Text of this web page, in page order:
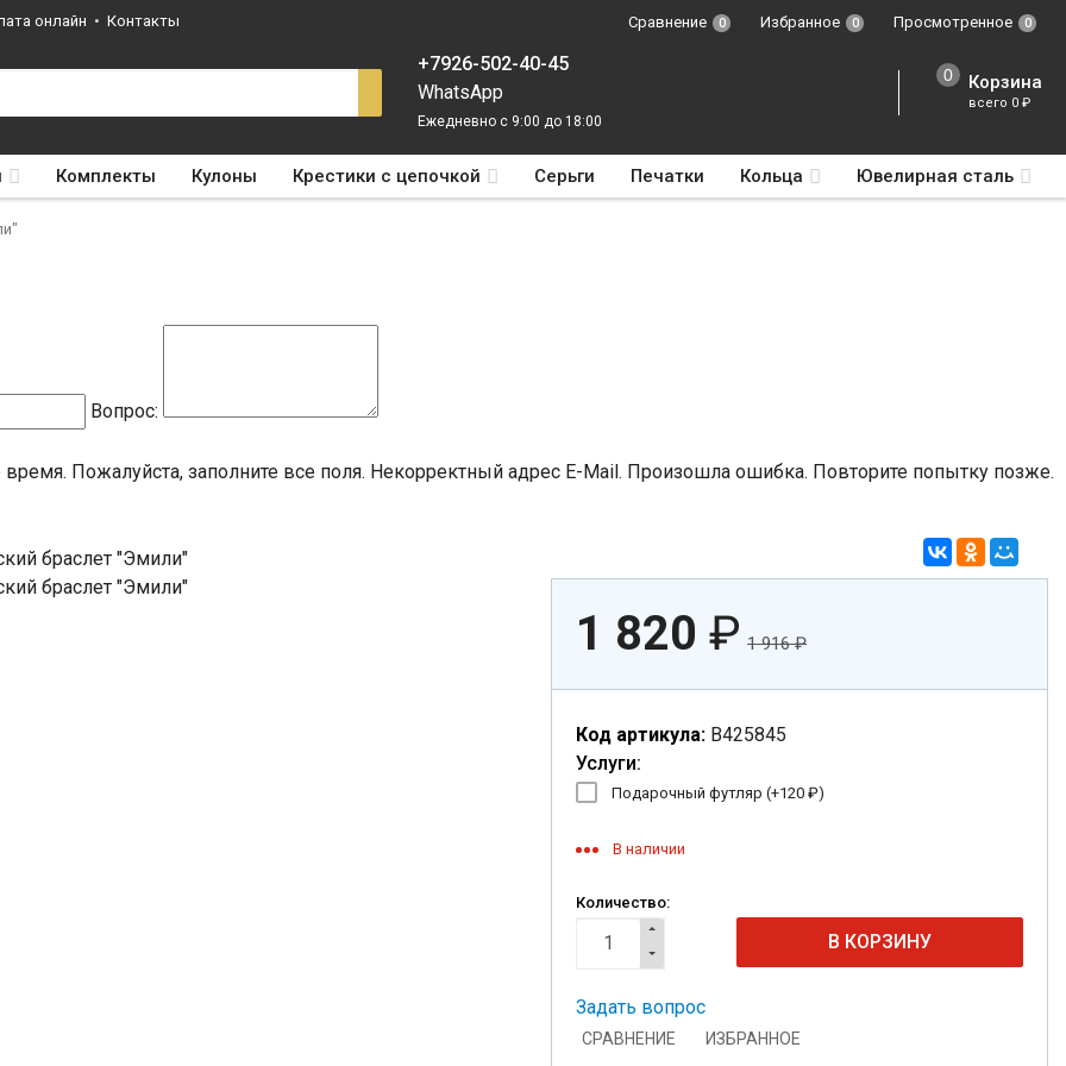
онлайн Контакты Сравнение 0 Избранное 0 Просмотренное 0
+7926-502-40-45
WhatsApp
Ежедневно с 9:00 до 18:00
Корзина
всего 0 ₽
Комплекты Кулоны Крестики с цепочкой Серьги Печатки Кольца Ювелирная сталь
Вопрос:
Пожалуйста, заполните все поля. Некорректный адрес E-Mail. Произошла ошибка. Повторите попытку позже.
1 820 ₽ 1 916₽
Код артикула: B425845
Услуги:
Подарочный футляр (+120 ₽)
В наличии
Количество:
Задать вопрос
СРАВНЕНИЕ ИЗБРАННОЕ